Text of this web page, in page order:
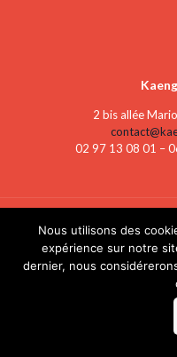
2 bis allée
02 97 13 08 01 –
© 2025 Kaeng Studio
Nous utilisons des
expérience sur notre
dernier, nous